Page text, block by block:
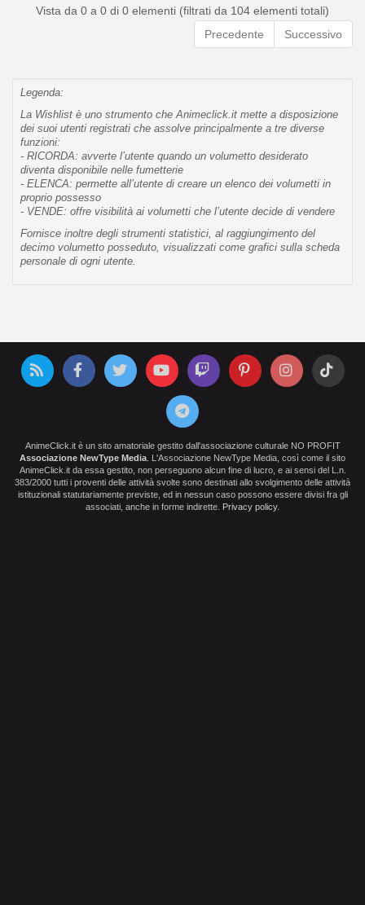
Vista da 0 a 0 di 0 elementi (filtrati da 104 elementi totali)
Precedente
Successivo
Legenda:
La Wishlist è uno strumento che Animeclick.it mette a disposizione
dei suoi utenti registrati che assolve principalmente a tre diverse
funzioni:
- RICORDA: avverte l’utente quando un volumetto desiderato
diventa disponibile nelle fumetterie
- ELENCA: permette all’utente di creare un elenco dei volumetti in
proprio possesso
- VENDE: offre visibilità ai volumetti che l’utente decide di vendere
Fornisce inoltre degli strumenti statistici, al raggiungimento del
decimo volumetto posseduto, visualizzati come grafici sulla scheda
personale di ogni utente.
AnimeClick.it è un sito amatoriale gestito dall'associazione culturale NO PROFIT
Associazione NewType Media . L'Associazione NewType Media, così come il sito
AnimeClick.it da essa gestito, non perseguono alcun fine di lucro, e ai sensi del L.n.
383/2000 tutti i proventi delle attività svolte sono destinati allo svolgimento delle attività
istituzionali statutariamente previste, ed in nessun caso possono essere divisi fra gli
associati, anche in forme indirette. Privacy policy.